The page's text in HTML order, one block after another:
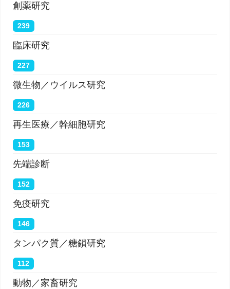
創薬研究
239
臨床研究
227
微生物／ウイルス研究
226
再生医療／幹細胞研究
153
先端診断
152
免疫研究
146
タンパク質／糖鎖研究
112
動物／家畜研究